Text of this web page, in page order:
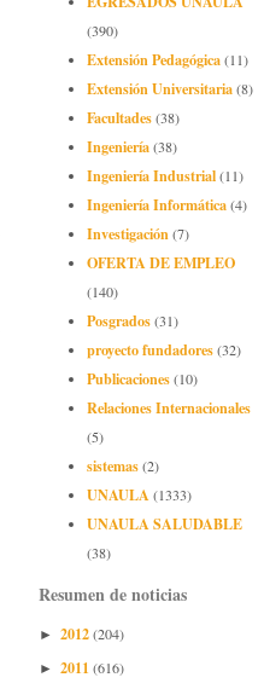
(390)
Extensión Pedagógica(11)
Extensión Universitaria(8)
Facultades(38)
Ingeniería(38)
Ingeniería Industrial(11)
Ingeniería Informática(4)
Investigación(7)
OFERTA DE EMPLEO
(140)
Posgrados(31)
proyecto fundadores(32)
Publicaciones(10)
Relaciones Internacionales
(5)
sistemas(2)
UNAULA(1333)
UNAULA SALUDABLE
(38)
Resumen de noticias
► 2012(204)
► 2011(616)